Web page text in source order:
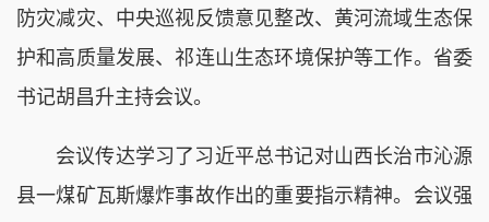
防灾减灾、中央巡视反馈意见整改、黄河流域生态保
护和高质量发展、祁连山生态环境保护等工作。省委
书记胡昌升主持会议。
会议传达学习了习近平总书记对山西长治市沁源
县一煤矿瓦斯爆炸事故作出的重要指示精神。会议强